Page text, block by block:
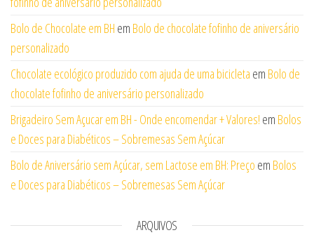
Bolo de Chocolate em BH em Bolo de chocolate fofinho de aniversário
personalizado
Chocolate ecológico produzido com ajuda de uma bicicleta em Bolo de
chocolate fofinho de aniversário personalizado
Brigadeiro Sem Açucar em BH - Onde encomendar + Valores! em Bolos
e Doces para Diabéticos – Sobremesas Sem Açúcar
Bolo de Aniversário sem Açúcar, sem Lactose em BH: Preço em Bolos
e Doces para Diabéticos – Sobremesas Sem Açúcar
ARQUIVOS